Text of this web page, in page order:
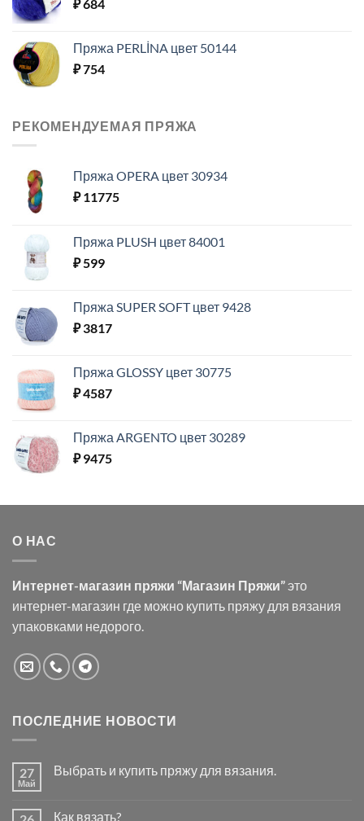
₽684
Пряжа PERLİNA цвет 50144
₽754
РЕКОМЕНДУЕМАЯ ПРЯЖА
Пряжа OPERA цвет 30934
₽11775
Пряжа PLUSH цвет 84001
₽599
Пряжа SUPER SOFT цвет 9428
₽3817
Пряжа GLOSSY цвет 30775
₽4587
Пряжа ARGENTO цвет 30289
₽9475
О НАС
Интернет-магазин пряжи “Магазин Пряжи”это
интернет-магазин где можно купить пряжу для вязания
упаковками недорого.
ПОСЛЕДНИЕ НОВОСТИ
27
Май
Выбрать и купить пряжу для вязания.
Выбрать
Как вязать?